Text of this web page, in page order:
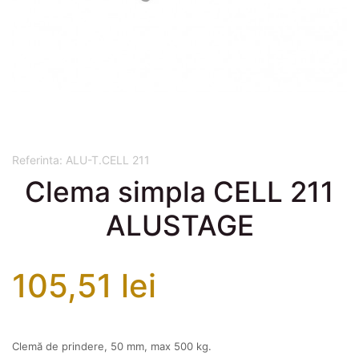
Referinta: ALU-T.CELL 211
Clema simpla CELL 211
ALUSTAGE
105,51 lei
Clemă de prindere, 50 mm, max 500 kg.